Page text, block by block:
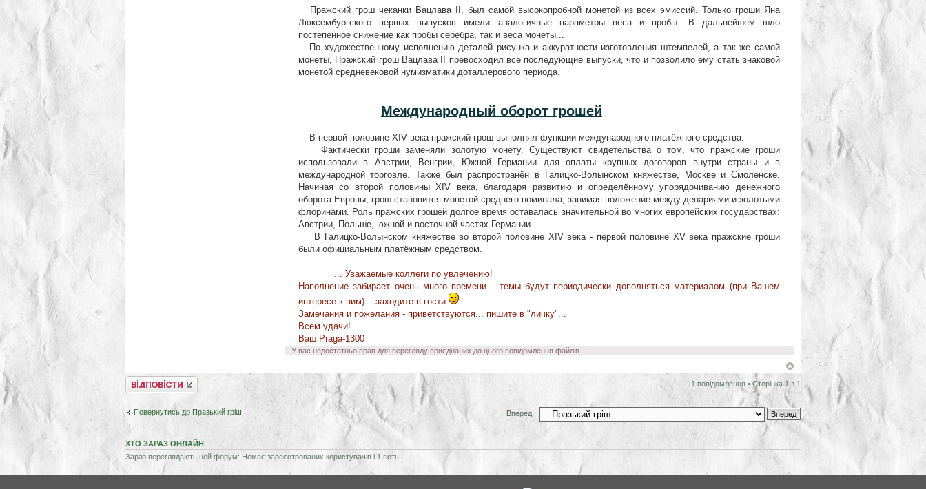
Пражский грош чеканки Вацлава ІІ, был самой высокопробной монетой из всех эмиссий. Только гроши Яна
Люксембургского первых выпусков имели аналогичные параметры веса и пробы. В дальнейшем шло
постепенное снижение как пробы серебра, так и веса монеты...
По художественному исполнению деталей рисунка и аккуратности изготовления штемпелей, а так же самой
монеты, Пражский грош Вацлава ІІ превосходил все последующие выпуски, что и позволило ему стать знаковой
монетой средневековой нумизматики доталлерового периода.
Международный оборот грошей
В первой половине ХІV века пражский грош выполнял функции международного платёжного средства.
Фактически гроши заменяли золотую монету. Существуют свидетельства о том, что пражские гроши
использовали в Австрии, Венгрии, Южной Германии для оплаты крупных договоров внутри страны и в
международной торговле. Также был распространён в Галицко-Волынском княжестве, Москве и Смоленске.
Начиная со второй половины XIV века, благодаря развитию и определённому упорядочиванию денежного
оборота Европы, грош становится монетой среднего номинала, занимая положение между денариями и золотыми
флоринами. Роль пражских грошей долгое время оставалась значительной во многих европейских государствах:
Австрии, Польше, южной и восточной частях Германии.
В Галицко-Волынском княжестве во второй половине XIV века - первой половине XV века пражские гроши
были официальным платёжным средством.
... Уважаемые коллеги по увлечению!
Наполнение забирает очень много времени... темы будут периодически дополняться материалом (при Вашем
интересе к ним) - заходите в гости
Замечания и пожелания - приветствуются... пишите в "личку"...
Всем удачи!
Ваш Praga-1300
У вас недостатньо прав для перегляду приєднаних до цього повідомлення файлів.
Відповісти 1 повідомлення • Сторінка 1 з 1
Повернутись до Празький гріш Вперед:
ХТО ЗАРАЗ ОНЛАЙН
Зараз переглядають цей форум: Немає зареєстрованих користувачів і 1 гість